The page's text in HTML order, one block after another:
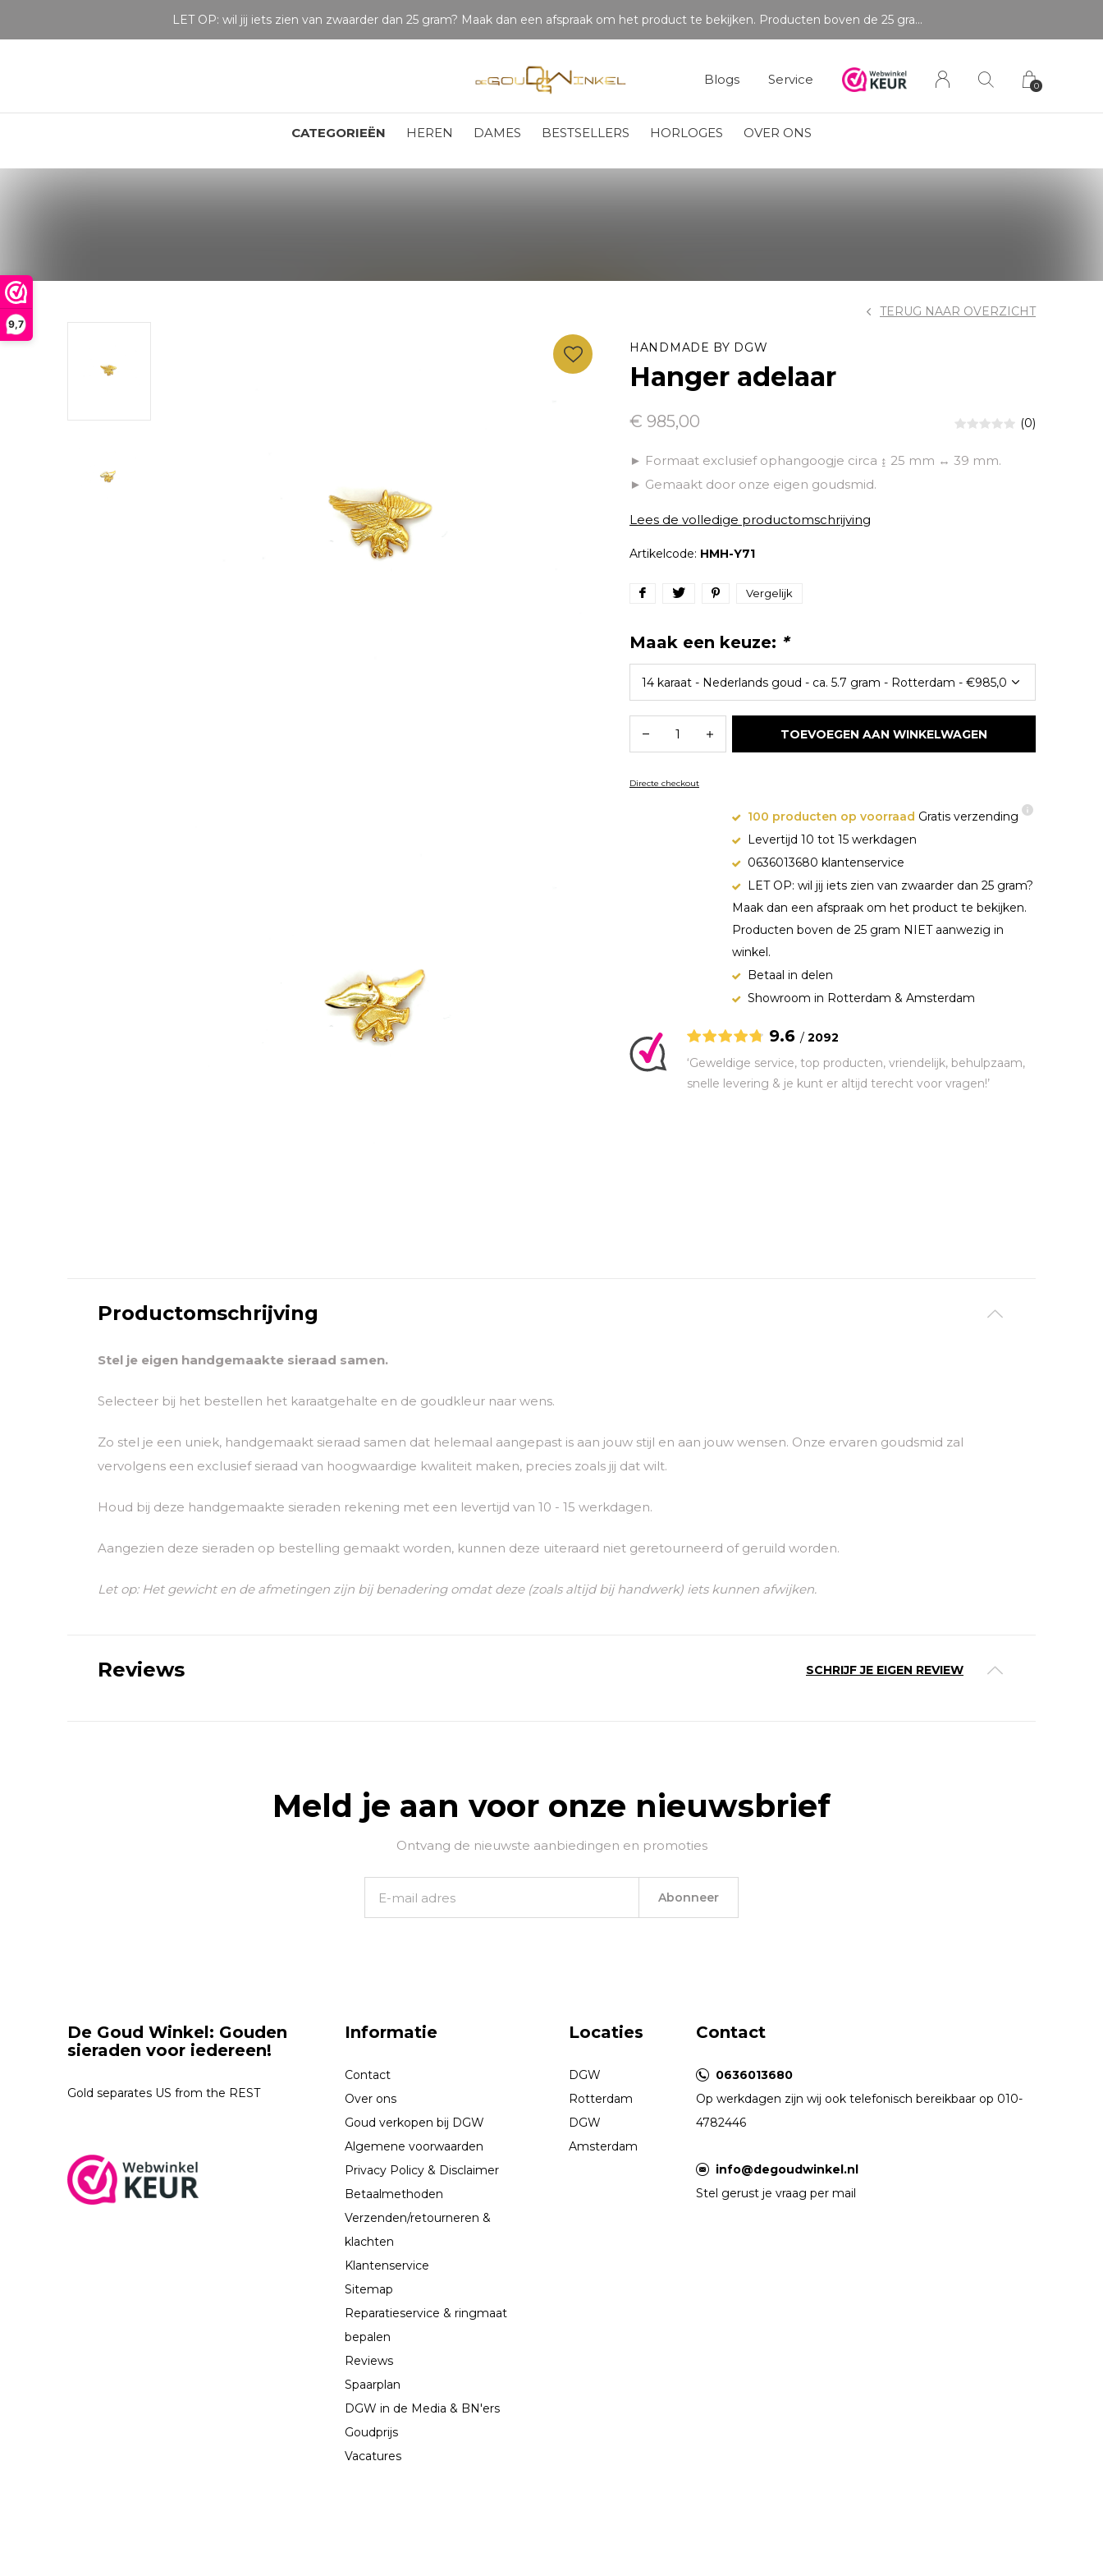
9,7
CATEGORIEËN HEREN DAMES BESTSELLERS HORLOGES OVER ONS
Blogs Service 0
LET OP: wil jij iets zien van zwaarder dan 25 gram? Maak dan een afspraak om het product te bekijken. Producten boven de 25 gram NIET aanwezig in winkel. Betaal in delen
HANDMADE BY DGW
Hanger adelaar
TERUG NAAR OVERZICHT
€ 985,00 (0)
► Formaat exclusief ophangoogje circa ↨ 25 mm ↔ 39 mm.
► Gemaakt door onze eigen goudsmid.
Lees de volledige productomschrijving
Artikelcode: HMH-Y71
Vergelijk
Maak een keuze: *
TOEVOEGEN AAN WINKELWAGEN
Directe checkout
100 producten op voorraad Gratis verzending
Levertijd 10 tot 15 werkdagen
0636013680 klantenservice
LET OP: wil jij iets zien van zwaarder dan 25 gram?
Maak dan een afspraak om het product te bekijken.
Producten boven de 25 gram NIET aanwezig in
winkel.
Betaal in delen
Showroom in Rotterdam & Amsterdam
9.6 / 2092
‘Geweldige service, top producten, vriendelijk, behulpzaam,
snelle levering & je kunt er altijd terecht voor vragen!’
Productomschrijving
Stel je eigen handgemaakte sieraad samen.
Selecteer bij het bestellen het karaatgehalte en de goudkleur naar wens.
Zo stel je een uniek, handgemaakt sieraad samen dat helemaal aangepast is aan jouw stijl en aan jouw wensen. Onze ervaren goudsmid zal
vervolgens een exclusief sieraad van hoogwaardige kwaliteit maken, precies zoals jij dat wilt.
Houd bij deze handgemaakte sieraden rekening met een levertijd van 10 - 15 werkdagen.
Aangezien deze sieraden op bestelling gemaakt worden, kunnen deze uiteraard niet geretourneerd of geruild worden.
Let op: Het gewicht en de afmetingen zijn bij benadering omdat deze (zoals altijd bij handwerk) iets kunnen afwijken.
Reviews SCHRIJF JE EIGEN REVIEW
Meld je aan voor onze nieuwsbrief
Ontvang de nieuwste aanbiedingen en promoties
Abonneer
De Goud Winkel: Gouden
sieraden voor iedereen!
Gold separates US from the REST
Informatie
Contact
Over ons
Goud verkopen bij DGW
Algemene voorwaarden
Privacy Policy & Disclaimer
Betaalmethoden
Verzenden/retourneren &
klachten
Klantenservice
Sitemap
Reparatieservice & ringmaat
bepalen
Reviews
Spaarplan
DGW in de Media & BN'ers
Goudprijs
Vacatures
Locaties
DGW
Rotterdam
DGW
Amsterdam
Contact
0636013680
Op werkdagen zijn wij ook telefonisch bereikbaar op 010-
4782446
info@degoudwinkel.nl
Stel gerust je vraag per mail